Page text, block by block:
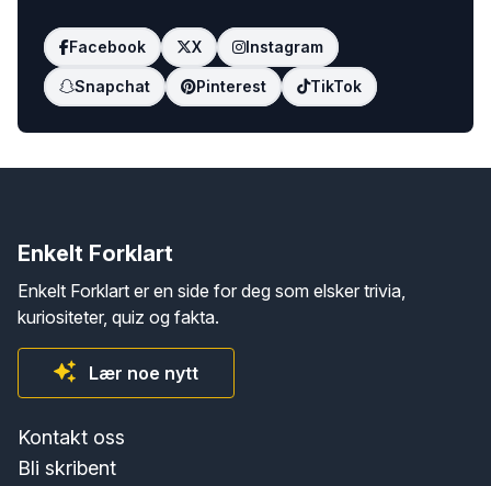
Facebook X Instagram
Snapchat Pinterest TikTok
Enkelt Forklart
Enkelt Forklart er en side for deg som elsker trivia,
kuriositeter, quiz og fakta.
Lær noe nytt
Kontakt oss
Bli skribent